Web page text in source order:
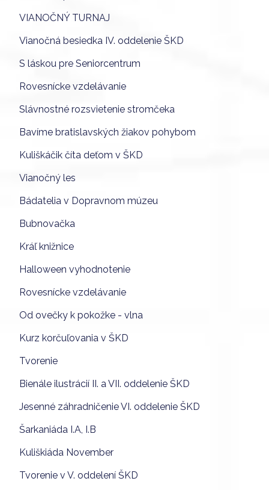
VIANOČNÝ TURNAJ
Vianočná besiedka IV. oddelenie ŠKD
S láskou pre Seniorcentrum
Rovesnícke vzdelávanie
Slávnostné rozsvietenie stromčeka
Bavíme bratislavských žiakov pohybom
Kuliškáčik číta deťom v ŠKD
Vianočný les
Bádatelia v Dopravnom múzeu
Bubnovačka
Kráľ knižnice
Halloween vyhodnotenie
Rovesnícke vzdelávanie
Od ovečky k pokožke - vlna
Kurz korčuľovania v ŠKD
Tvorenie
Bienále ilustrácií II. a VII. oddelenie ŠKD
Jesenné záhradničenie VI. oddelenie ŠKD
Šarkaniáda I.A, I.B
Kuliškiáda November
Tvorenie v V. oddelení ŠKD